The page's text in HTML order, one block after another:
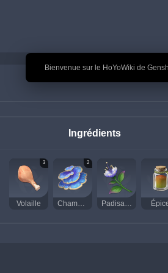
🎉 Bienvenue sur le HoYoWiki de
Ingrédients
3
Volaille
2
Champignon sacramental Padisachidée